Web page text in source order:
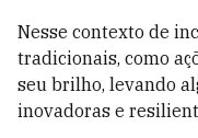
Nesse contexto de
tradicionais, como
seu brilho, levando
inovadoras e